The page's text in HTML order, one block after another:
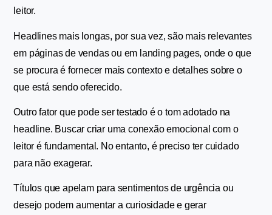
leitor.
Headlines mais longas, por sua vez, são mais relevantes
em páginas de vendas ou em landing pages, onde o que
se procura é fornecer mais contexto e detalhes sobre o
que está sendo oferecido.
Outro fator que pode ser testado é o tom adotado na
headline. Buscar criar uma conexão emocional com o
leitor é fundamental. No entanto, é preciso ter cuidado
para não exagerar.
Títulos que apelam para sentimentos de urgência ou
desejo podem aumentar a curiosidade e gerar